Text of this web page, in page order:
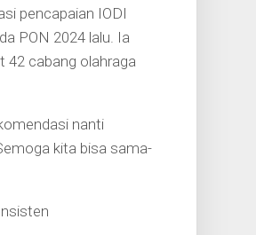
pencapaian IODI
PON 2024 lalu. Ia
42 cabang olahraga
nanti
kita bisa sama-